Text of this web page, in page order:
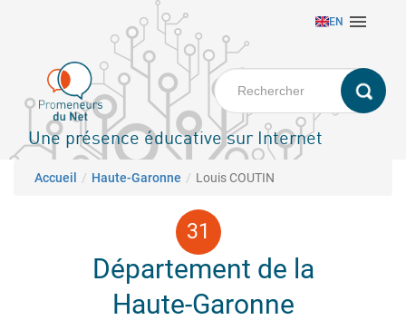
principal
EN 
Une présence éducative sur Internet
Fil d'Ariane
Accueil Haute-Garonne Louis COUTIN
Département de la
Haute-Garonne